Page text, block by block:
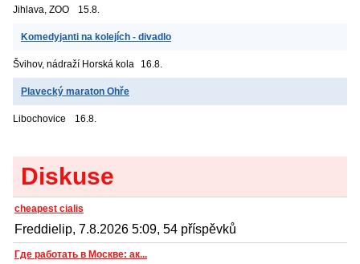
Jihlava, ZOO 15.8.
Komedyjanti na kolejích - divadlo
Švihov, nádraží Horská kola 16.8.
Plavecký maraton Ohře
Libochovice 16.8.
Diskuse
cheapest cialis
Freddielip, 7.8.2026 5:09, 54 příspěvků
Где работать в Москве: ак...